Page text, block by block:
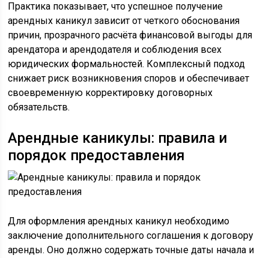
Практика показывает, что успешное получение
арендных каникул зависит от четкого обоснования
причин, прозрачного расчёта финансовой выгоды для
арендатора и арендодателя и соблюдения всех
юридических формальностей. Комплексный подход
снижает риск возникновения споров и обеспечивает
своевременную корректировку договорных
обязательств.
Арендные каникулы: правила и
порядок предоставления
Для оформления арендных каникул необходимо
заключение дополнительного соглашения к договору
аренды. Оно должно содержать точные даты начала и